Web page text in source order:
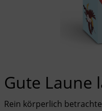
Gute Laune
Rein körperlich